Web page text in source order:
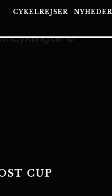
CYKELREJSER NYHEDER
CUP